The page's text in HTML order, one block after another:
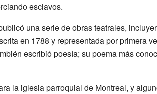
esclavos.
una serie de obras teatrales,
en 1788 y representada por primera
escribió poesía; su poema más
la iglesia parroquial de Montreal, y